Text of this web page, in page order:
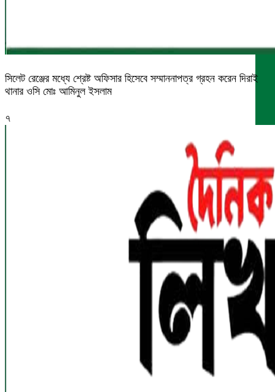
সিলেট রেঞ্জের মধ্যে শ্রেষ্ট অফিসার হিসেবে সম্মাননাপত্র গ্রহন করেন দিরাই
থানার ওসি মোঃ আমিনুল ইসলাম
৭